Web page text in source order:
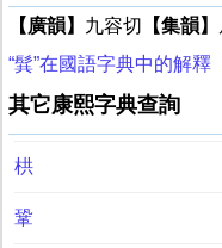
【廣韻】 九容切 【集韻】
“髸”在國語字典中的解釋
其它康熙字典查詢
栱
鞏